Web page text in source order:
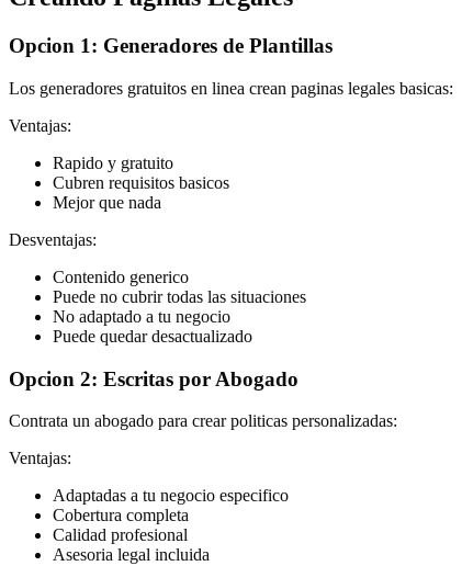
Opcion 1: Generadores de Plantillas
Los generadores gratuitos en linea crean paginas legales basicas:
Ventajas:
Rapido y gratuito
Cubren requisitos basicos
Mejor que nada
Desventajas:
Contenido generico
Puede no cubrir todas las situaciones
No adaptado a tu negocio
Puede quedar desactualizado
Opcion 2: Escritas por Abogado
Contrata un abogado para crear politicas personalizadas:
Ventajas:
Adaptadas a tu negocio especifico
Cobertura completa
Calidad profesional
Asesoria legal incluida